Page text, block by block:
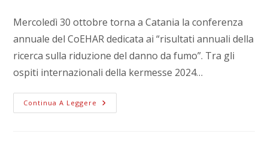
Mercoledì 30 ottobre torna a Catania la conferenza
annuale del CoEHAR dedicata ai “risultati annuali della
ricerca sulla riduzione del danno da fumo”. Tra gli
ospiti internazionali della kermesse 2024…
Continua A Leggere